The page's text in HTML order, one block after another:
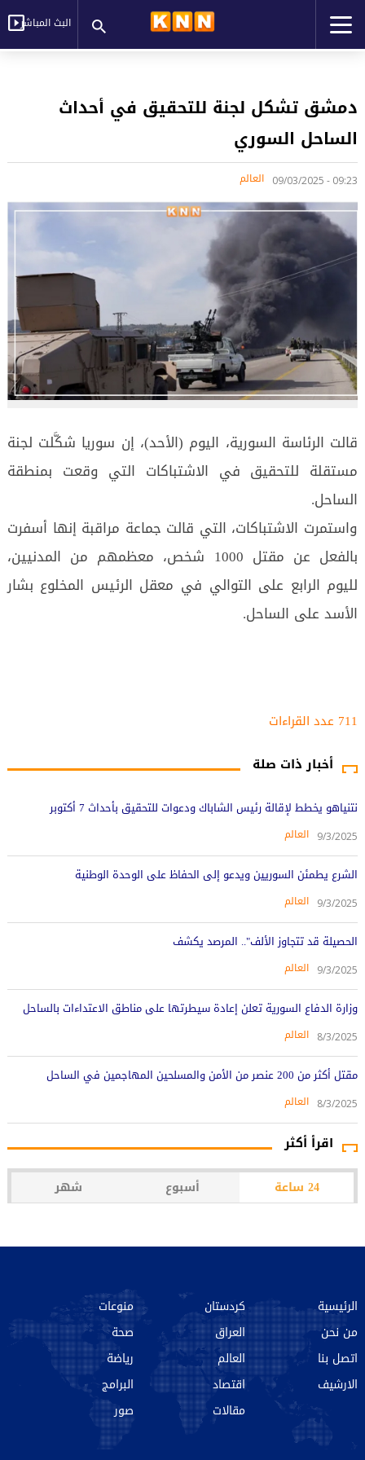
البث المباشر
دمشق تشكل لجنة للتحقيق في أحداث
الساحل السوري
09:23 - 09/03/2025 العالم
أخبار ذات صلة
نتنياهو يخطط لإقالة رئيس الشاباك ودعوات للتحقيق بأحداث 7 أكتوبر
9/3/2025 العالم
الشرع يطمئن السوريين ويدعو إلى الحفاظ على الوحدة الوطنية
9/3/2025 العالم
الحصيلة قد تتجاوز الألف".. المرصد يكشف
9/3/2025 العالم
وزارة الدفاع السورية تعلن إعادة سيطرتها على مناطق الاعتداءات بالساحل
8/3/2025 العالم
مقتل أكثر من 200 عنصر من الأمن والمسلحين المهاجمين في الساحل
8/3/2025 العالم
قالت الرئاسة السورية، اليوم (الأحد)، إن سوريا شكَّلت لجنة
مستقلة للتحقيق في الاشتباكات التي وقعت بمنطقة
الساحل.
واستمرت الاشتباكات، التي قالت جماعة مراقبة إنها أسفرت
بالفعل عن مقتل 1000 شخص، معظمهم من المدنيين،
لليوم الرابع على التوالي في معقل الرئيس المخلوع بشار
الأسد على الساحل.
711 عدد القراءات‌‌
اقرأ أكثر
24 ساعة أسبوع شهر
الرئيسية
من نحن‌
اتصل بنا
الارشیف
كردستان
العراق
العالم
اقتصاد
مقالات
منوعات
صحة
رياضة
البرامج
صور